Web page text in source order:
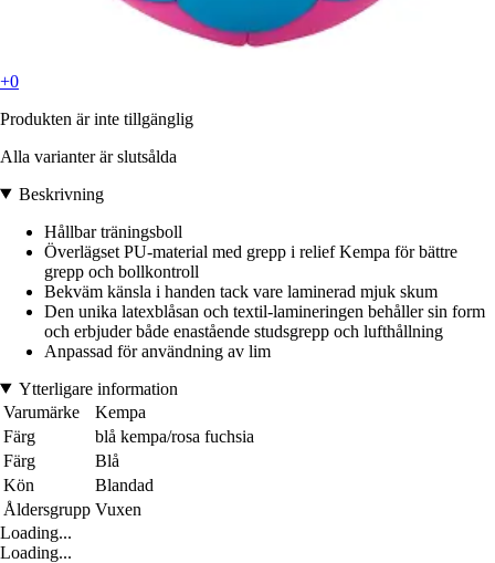
+0
Produkten är inte tillgänglig
Alla varianter är slutsålda
Beskrivning
Hållbar träningsboll
Överlägset PU-material med grepp i relief Kempa för bättre
grepp och bollkontroll
Bekväm känsla i handen tack vare laminerad mjuk skum
Den unika latexblåsan och textil-lamineringen behåller sin form
och erbjuder både enastående studsgrepp och lufthållning
Anpassad för användning av lim
Ytterligare information
Varumärke
Kempa
Färg
blå kempa/rosa fuchsia
Färg
Blå
Kön
Blandad
Åldersgrupp Vuxen
Loading...
Loading...